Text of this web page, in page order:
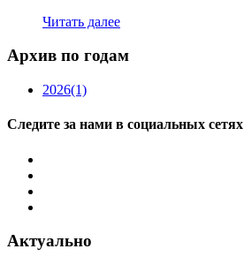
Читать далее
Архив по годам
2026(1)
Следите за нами в социальных сетях
Актуально